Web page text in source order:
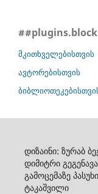
მკითხველებისთვის
ავტორებისთვის
დიზაინი: ზურაბ
დიმიტრი გეგენავა
გამოცემაზე
ტაკაშვილი